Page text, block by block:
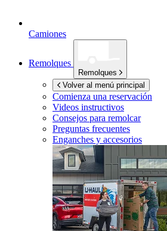
Camiones
Remolques
Remolques
Volver al menú principal
Comienza una reservación
Videos instructivos
Consejos para remolcar
Preguntas frecuentes
Enganches y accesorios